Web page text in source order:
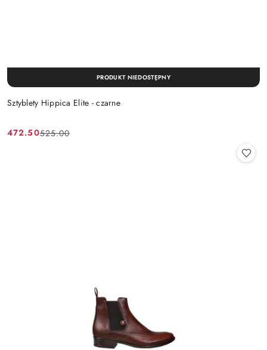
Sztyblety Hippica Elite - czarne
Cena
472.50
Cena
525.00
PRODUKT NIEDOSTĘPNY